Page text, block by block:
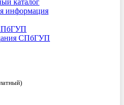
каталог
информация
СПбГУП